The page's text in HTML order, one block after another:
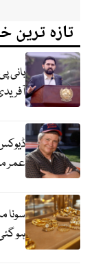
تازہ ترین
بانی
عمر
سونا
ہو